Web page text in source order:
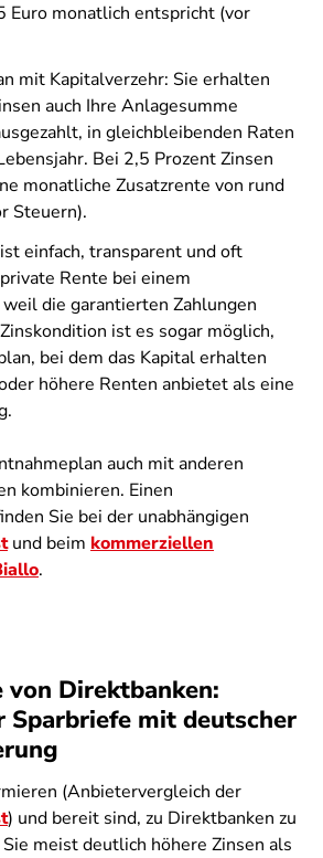
Euro monatlich entspricht (vor
mit Kapitalverzehr: Sie erhalten
auch Ihre Anlagesumme
in gleichbleibenden Raten
Bei 2,5 Prozent Zinsen
monatliche Zusatzrente von rund
Steuern).
einfach, transparent und oft
Rente bei einem
die garantierten Zahlungen
ist es sogar möglich,
bei dem das Kapital erhalten
höhere Renten anbietet als eine
auch mit anderen
kombinieren. Einen
Sie bei der unabhängigen
und beim kommerziellen
.
von Direktbanken:
Sparbriefe mit deutscher
(Anbietervergleich der
) und bereit sind, zu Direktbanken zu
meist deutlich höhere Zinsen als